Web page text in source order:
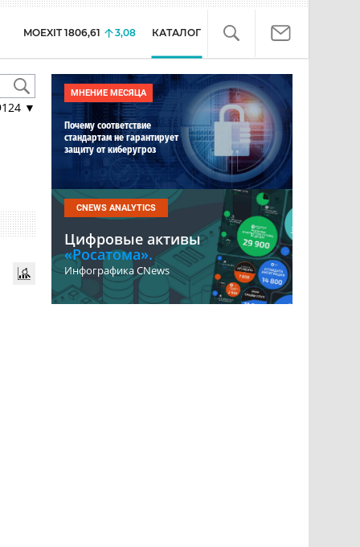
MOEXIT 1806,61 3,08 КАТАЛОГ
▼
МНЕНИЕ МЕСЯЦА
Почему соответствие
стандартам не гарантирует
защиту от киберугроз
CNEWS ANALYTICS
Цифровые активы
«Росатома».
Инфографика CNews